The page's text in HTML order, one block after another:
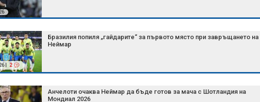
| 2
Бразилия попиля „гайдарите“ за първото място при завръщането на
Неймар
Анчелоти очаква Неймар да бъде готов за мача с Шотландия на
Мондиал 2026